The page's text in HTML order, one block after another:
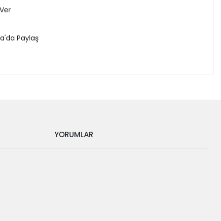
Paylaş
YORUMLAR